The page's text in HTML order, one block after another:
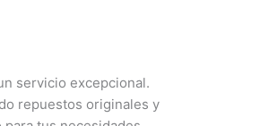
servicio excepcional.
repuestos originales y